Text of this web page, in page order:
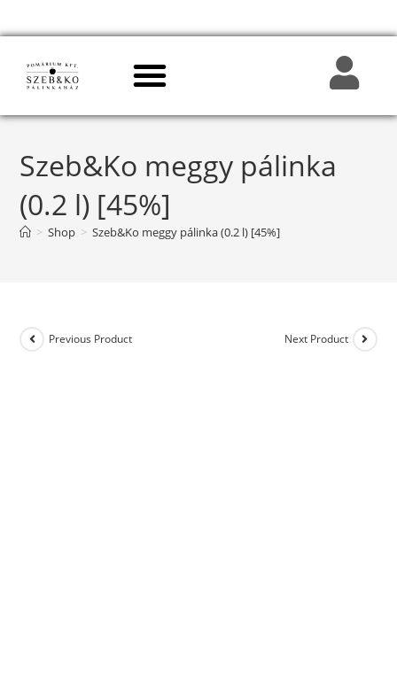
Szeb&Ko meggy pálinka
(0.2 l) [45%]
> Shop > Szeb&Ko meggy pálinka (0.2 l) [45%]
Previous Product Next Product